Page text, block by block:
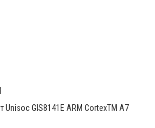
Unisoc GIS8141E ARM CortexTM A7